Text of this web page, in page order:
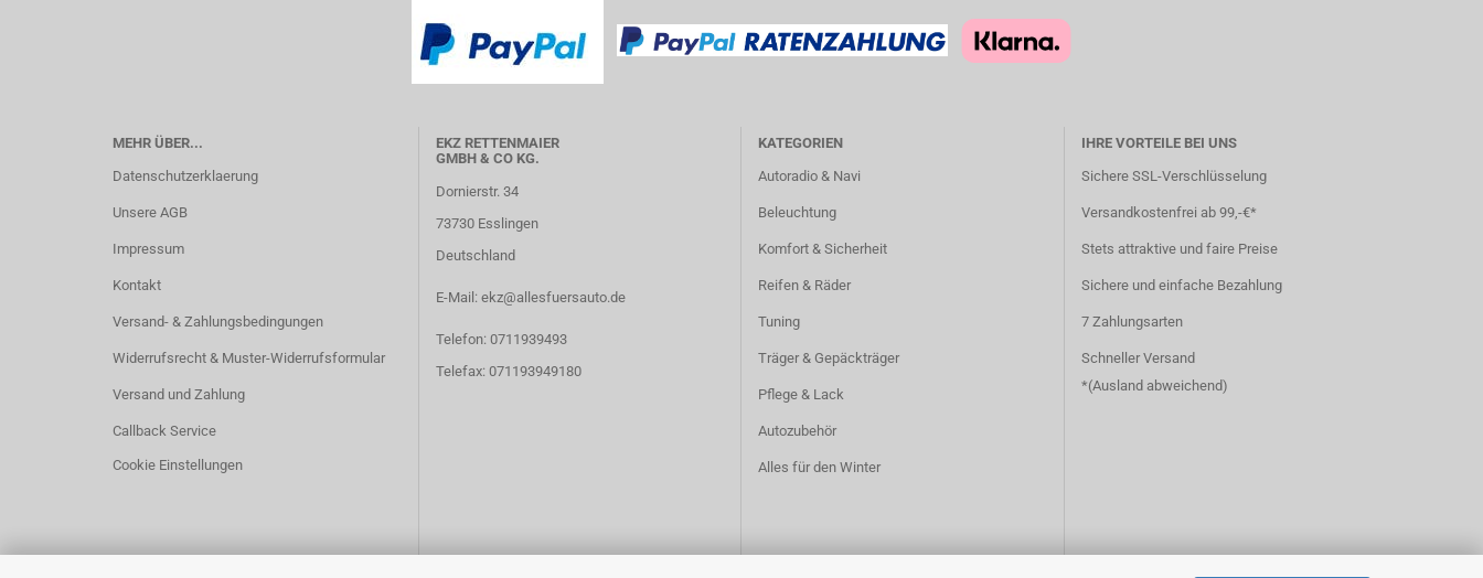
MEHR ÜBER...
Datenschutzerklaerung
Unsere AGB
Impressum
Kontakt
Versand- & Zahlungsbedingungen
Widerrufsrecht & Muster-Widerrufsformular
Versand und Zahlung
Callback Service
Cookie Einstellungen
EKZ RETTENMAIER
GMBH & CO KG.
Dornierstr. 34
73730 Esslingen
Deutschland
E-Mail: ekz@allesfuersauto.de
Telefon: 0711939493
Telefax: 071193949180
KATEGORIEN
Autoradio & Navi
Beleuchtung
Komfort & Sicherheit
Reifen & Räder
Tuning
Träger & Gepäckträger
Pflege & Lack
Autozubehör
Alles für den Winter
IHRE VORTEILE BEI UNS
Sichere SSL-Verschlüsselung
Versandkostenfrei ab 99,-€*
Stets attraktive und faire Preise
Sichere und einfache Bezahlung
7 Zahlungsarten
Schneller Versand
*(Ausland abweichend)